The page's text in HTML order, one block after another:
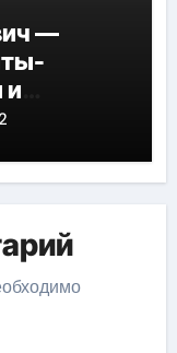
—
и
о его